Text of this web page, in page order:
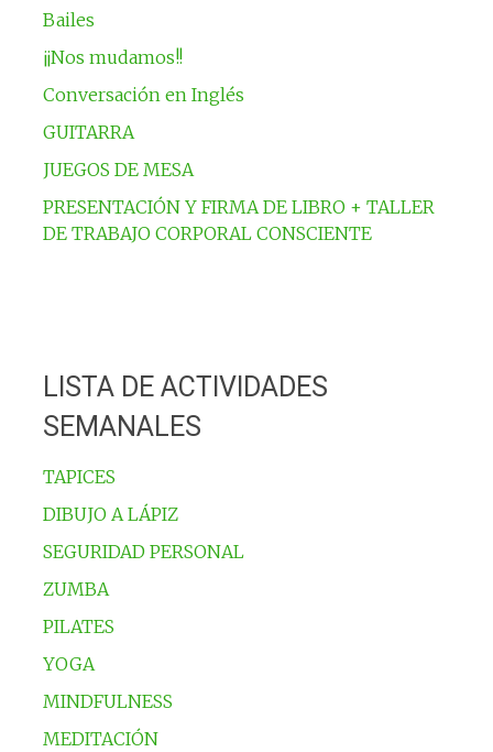
Bailes
¡¡Nos mudamos!!
Conversación en Inglés
GUITARRA
JUEGOS DE MESA
PRESENTACIÓN Y FIRMA DE LIBRO + TALLER
DE TRABAJO CORPORAL CONSCIENTE
LISTA DE ACTIVIDADES
SEMANALES
TAPICES
DIBUJO A LÁPIZ
SEGURIDAD PERSONAL
ZUMBA
PILATES
YOGA
MINDFULNESS
MEDITACIÓN